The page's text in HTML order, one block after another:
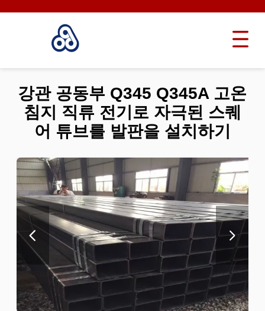
강관 공동부 Q345 Q345A 고온
침지 직류 전기로 자극된 스퀘
어 튜브를 발판을 설치하기